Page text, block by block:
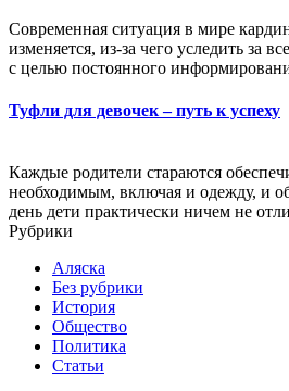
Современная ситуация в мире
изменяется, из-за чего уследить за
с целью постоянного
Туфли для девочек – путь к успеху
Каждые родители стараются
необходимым, включая и одежду, и
день дети практически ничем не
Рубрики
Аляска
Без рубрики
История
Общество
Политика
Статьи